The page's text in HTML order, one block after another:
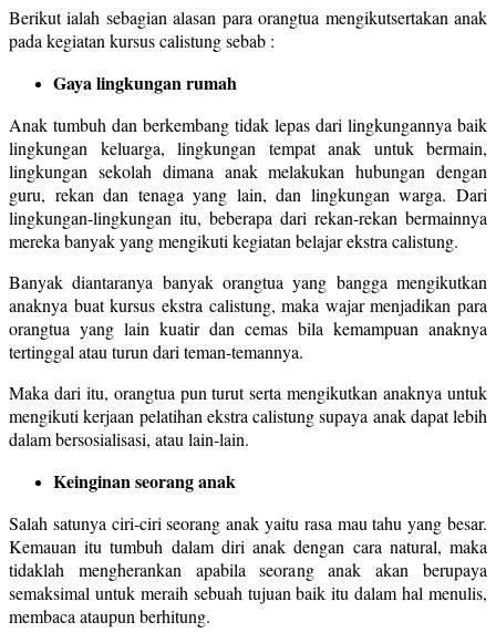
Berikut ialah sebagian alasan para orangtua mengikutsertakan anak
pada kegiatan kursus calistung sebab :
Gaya lingkungan rumah
Anak tumbuh dan berkembang tidak lepas dari lingkungannya baik
lingkungan keluarga, lingkungan tempat anak untuk bermain,
lingkungan sekolah dimana anak melakukan hubungan dengan
guru, rekan dan tenaga yang lain, dan lingkungan warga. Dari
lingkungan-lingkungan itu, beberapa dari rekan-rekan bermainnya
mereka banyak yang mengikuti kegiatan belajar ekstra calistung.
Banyak diantaranya banyak orangtua yang bangga mengikutkan
anaknya buat kursus ekstra calistung, maka wajar menjadikan para
orangtua yang lain kuatir dan cemas bila kemampuan anaknya
tertinggal atau turun dari teman-temannya.
Maka dari itu, orangtua pun turut serta mengikutkan anaknya untuk
mengikuti kerjaan pelatihan ekstra calistung supaya anak dapat lebih
dalam bersosialisasi, atau lain-lain.
Keinginan seorang anak
Salah satunya ciri-ciri seorang anak yaitu rasa mau tahu yang besar.
Kemauan itu tumbuh dalam diri anak dengan cara natural, maka
tidaklah mengherankan apabila seorang anak akan berupaya
semaksimal untuk meraih sebuah tujuan baik itu dalam hal menulis,
membaca ataupun berhitung.